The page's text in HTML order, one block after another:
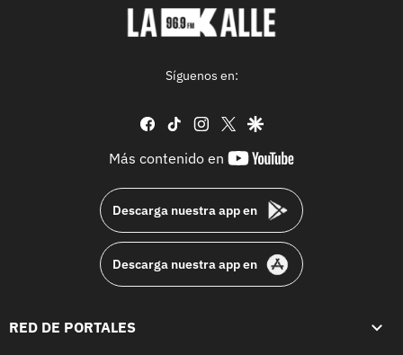
Síguenos en:
facebook
tiktok instagram
twittergoogle
Más contenido en
youtube-
Descarga nuestra app en
Descarga nuestra app en
RED DE PORTALES